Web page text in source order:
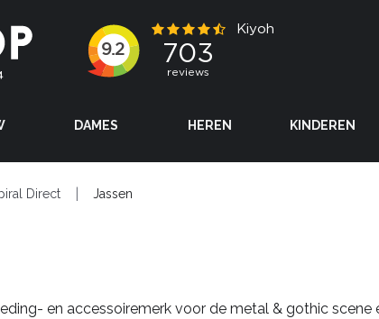
DAMES HEREN KINDEREN
Direct Jassen
en accessoiremerk voor de metal & gothic scene